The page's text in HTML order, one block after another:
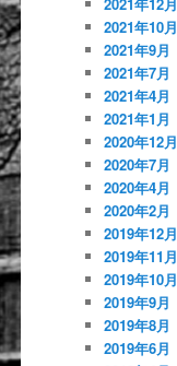
2021年10月
2021年9月
2021年7月
2021年4月
2021年1月
2020年12月
2020年7月
2020年4月
2020年2月
2019年12月
2019年11月
2019年10月
2019年9月
2019年8月
2019年6月